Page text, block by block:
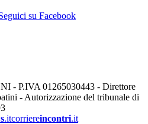
su Facebook
- P.IVA 01265030443 - Direttore
- Autorizzazione del tribunale di
.itcorriereincontri.it